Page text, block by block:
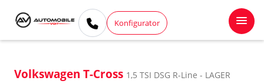
Konfigurator
Volkswagen T-Cross 1,5 TSI DSG R-Line - LAGER